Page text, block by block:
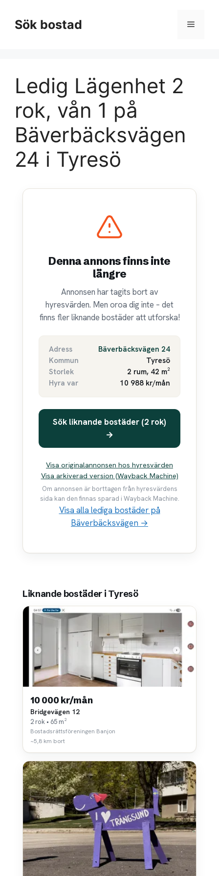
innehållSök bostad Meny
Ledig Lägenhet 2
rok, vån 1 på
Bäverbäcksvägen
24 i Tyresö
Denna annons finns inte
längre
Annonsen har tagits bort av
hyresvärden. Men oroa dig inte – det
finns fler liknande bostäder att utforska!
Adress
Bäverbäcksvägen 24
Kommun
Tyresö
Storlek
2 rum, 42 m²
Hyra var
10 988 kr/mån
Sök liknande bostäder (2 rok)
→
Visa originalannonsen hos hyresvärden
Visa arkiverad version (Wayback Machine)
Om annonsen är borttagen från hyresvärdens
sida kan den finnas sparad i Wayback Machine.
Visa alla lediga bostäder på
Bäverbäcksvägen →
Liknande bostäder i Tyresö
10 000 kr/mån
Bridgevägen 12
2 rok • 65 m²
Bostadsrättsföreningen Banjon
~5,8 km bort